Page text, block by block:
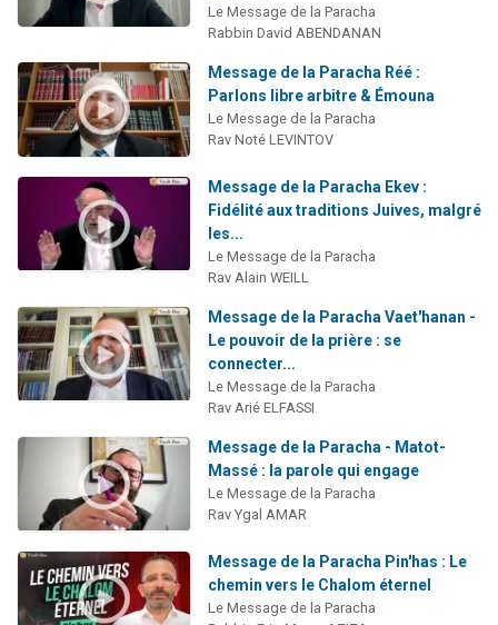
Le Message de la Paracha
Rabbin David ABENDANAN
Message de la Paracha Réé :
Parlons libre arbitre & Émouna
Le Message de la Paracha
Rav Noté LEVINTOV
Message de la Paracha Ekev :
Fidélité aux traditions Juives, malgré
les...
Le Message de la Paracha
Rav Alain WEILL
Message de la Paracha Vaet'hanan -
Le pouvoir de la prière : se
connecter...
Le Message de la Paracha
Rav Arié ELFASSI
Message de la Paracha - Matot-
Massé : la parole qui engage
Le Message de la Paracha
Rav Ygal AMAR
Message de la Paracha Pin'has : Le
chemin vers le Chalom éternel
Le Message de la Paracha